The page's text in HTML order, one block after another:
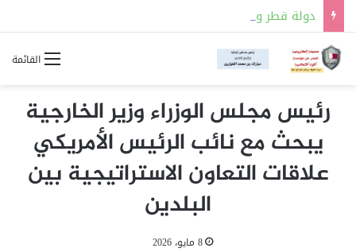
القائمة
رئيس مجلس الوزراء وزير الخارجية
يبحث مع نائب الرئيس الأمريكي
علاقات التعاون الاستراتيجية بين
البلدين
8 مايو، 2026